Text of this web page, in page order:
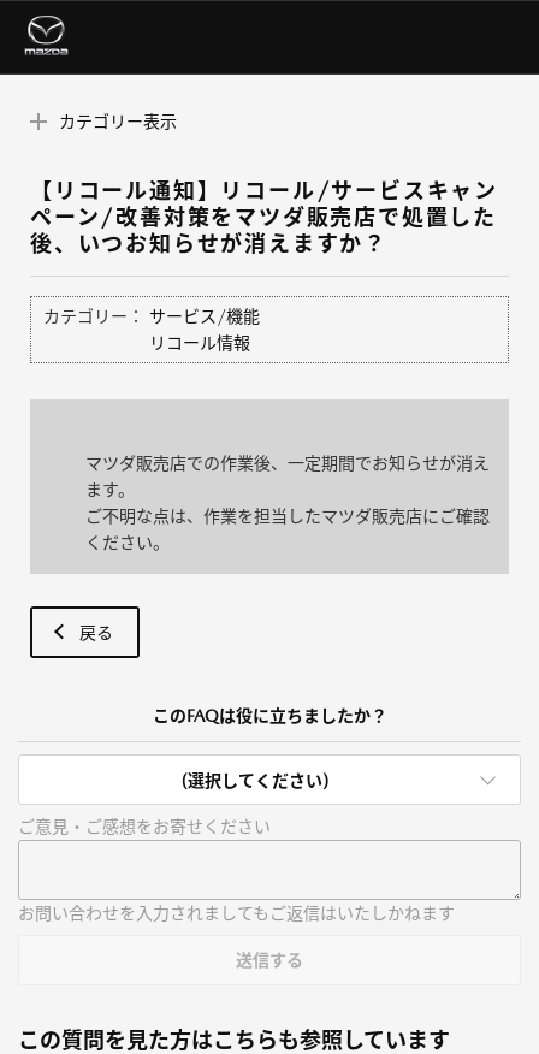
カテゴリー表示
【リコール通知】リコール/サービスキャン
ペーン/改善対策をマツダ販売店で処置した
後、いつお知らせが消えますか？
カテゴリー：
サービス/機能
リコール情報
マツダ販売店での作業後、一定期間でお知らせが消え
ます。
ご不明な点は、作業を担当したマツダ販売店にご確認
ください。
戻る
このFAQは役に立ちましたか？
(選択してください)
ご意見・ご感想をお寄せください
お問い合わせを入力されましてもご返信はいたしかねます
送信する
この質問を見た方はこちらも参照しています